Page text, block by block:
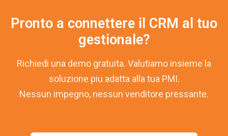
Pronto a connettere il CRM al tuo
gestionale?
Richiedi una demo gratuita. Valutiamo insieme la
soluzione piu adatta alla tua PMI.
Nessun impegno, nessun venditore pressante.